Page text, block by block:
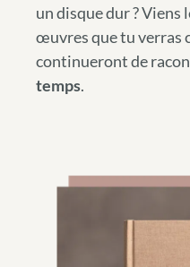
un disque dur ? Viens
œuvres que tu verras
continueront de
temps.